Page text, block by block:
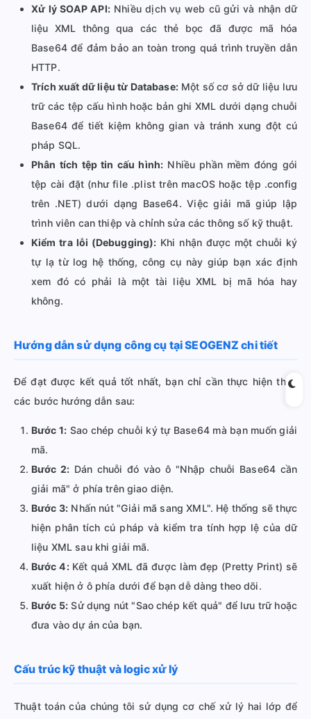
Xử lý SOAP API:Nhiều dịch vụ web cũ gửi và nhận dữ
liệu XML thông qua các thẻ bọc đã được mã hóa
Base64 để đảm bảo an toàn trong quá trình truyền dẫn
HTTP.
Trích xuất dữ liệu từ Database:Một số cơ sở dữ liệu lưu
trữ các tệp cấu hình hoặc bản ghi XML dưới dạng chuỗi
Base64 để tiết kiệm không gian và tránh xung đột cú
pháp SQL.
Phân tích tệp tin cấu hình: Nhiều phần mềm đóng gói
tệp cài đặt (như file .plist trên macOS hoặc tệp .config
trên .NET) dưới dạng Base64. Việc giải mã giúp lập
trình viên can thiệp và chỉnh sửa các thông số kỹ thuật.
Kiểm tra lỗi (Debugging): Khi nhận được một chuỗi ký
tự lạ từ log hệ thống, công cụ này giúp bạn xác định
xem đó có phải là một tài liệu XML bị mã hóa hay
không.
Hướng dẫn sử dụng công cụ tại SEOGENZ chi tiết
Để đạt được kết quả tốt nhất, bạn chỉ cần thực hiện theo
các bước hướng dẫn sau:
Bước 1: Sao chép chuỗi ký tự Base64 mà bạn muốn giải
mã.
Bước 2: Dán chuỗi đó vào ô "Nhập chuỗi Base64 cần
giải mã" ở phía trên giao diện.
Bước 3: Nhấn nút "Giải mã sang XML". Hệ thống sẽ thực
hiện phân tích cú pháp và kiểm tra tính hợp lệ của dữ
liệu XML sau khi giải mã.
Bước 4:Kết quả XML đã được làm đẹp (Pretty Print) sẽ
xuất hiện ở ô phía dưới để bạn dễ dàng theo dõi.
Bước 5: Sử dụng nút "Sao chép kết quả" để lưu trữ hoặc
đưa vào dự án của bạn.
Cấu trúc kỹ thuật và logic xử lý
Thuật toán của chúng tôi sử dụng cơ chế xử lý hai lớp để